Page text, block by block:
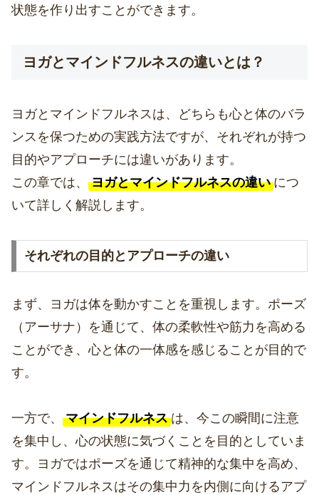
状態を作り出すことができます。
ヨガとマインドフルネスの違いとは？
ヨガとマインドフルネスは、どちらも心と体のバラ
ンスを保つための実践方法ですが、それぞれが持つ
目的やアプローチには違いがあります。
この章では、
ヨガとマインドフルネスの違い につ
いて詳しく解説します。
それぞれの目的とアプローチの違い
まず、ヨガは体を動かすことを重視します。ポーズ
（アーサナ）を通じて、体の柔軟性や筋力を高める
ことができ、心と体の一体感を感じることが目的で
す。
一方で、 マインドフルネス は、今この瞬間に注意
を集中し、心の状態に気づくことを目的としていま
す。ヨガではポーズを通じて精神的な集中を高め、
マインドフルネスはその集中力を内側に向けるアプ